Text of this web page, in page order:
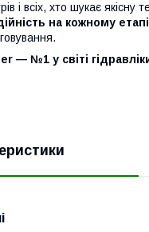
і всіх, хто шукає якісну
на кожному етапі
— №1 у світі